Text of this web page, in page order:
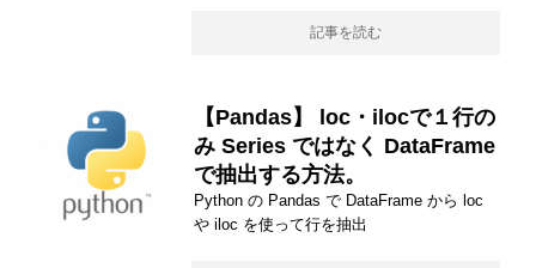
記事を読む
【Pandas】 loc・ilocで１行の
み Series ではなく DataFrame
で抽出する方法。
Python の Pandas で DataFrame から loc
や iloc を使って行を抽出